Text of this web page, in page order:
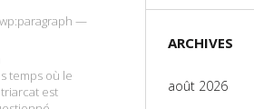
—
temps où le
est
ARCHIVES
août 2026